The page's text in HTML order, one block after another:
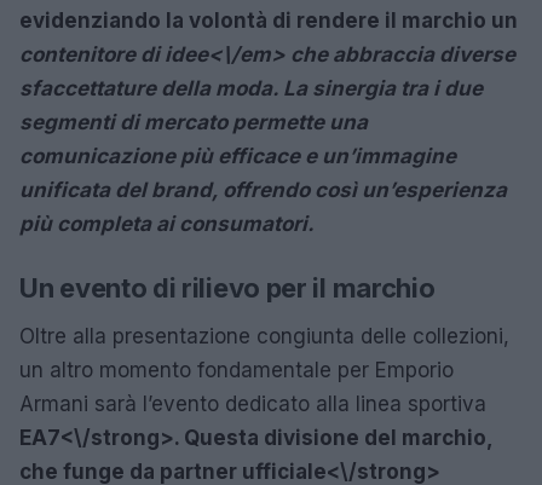
evidenziando la volontà di rendere il marchio un
contenitore di idee<\/em> che abbraccia diverse
sfaccettature della moda. La sinergia tra i due
segmenti di mercato permette una
comunicazione più efficace e un’immagine
unificata del brand, offrendo così un’esperienza
più completa ai consumatori.
Un evento di rilievo per il marchio
Oltre alla presentazione congiunta delle collezioni,
un altro momento fondamentale per Emporio
Armani sarà l’evento dedicato alla linea sportiva
EA7<\/strong>. Questa divisione del marchio,
che funge da partner ufficiale<\/strong>